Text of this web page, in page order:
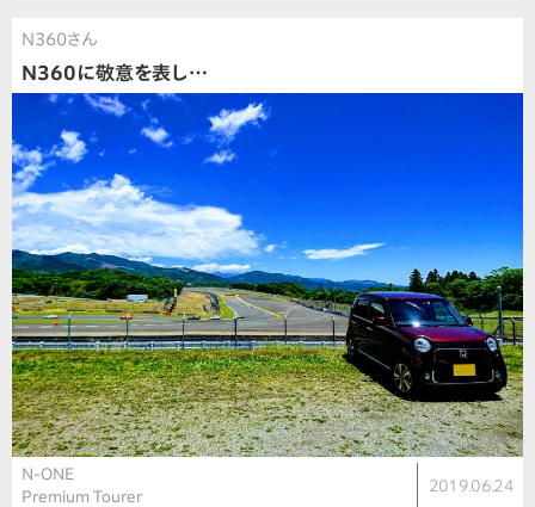
N360さん
N360に敬意を表し…
N-ONE
Premium Tourer
2019.06.24